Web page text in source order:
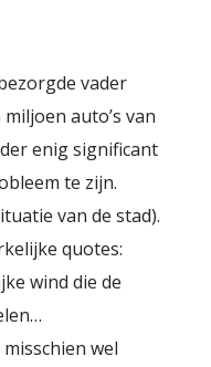
vader
auto’s van
enig significant
te zijn.
van de stad).
quotes:
wind die de
wel